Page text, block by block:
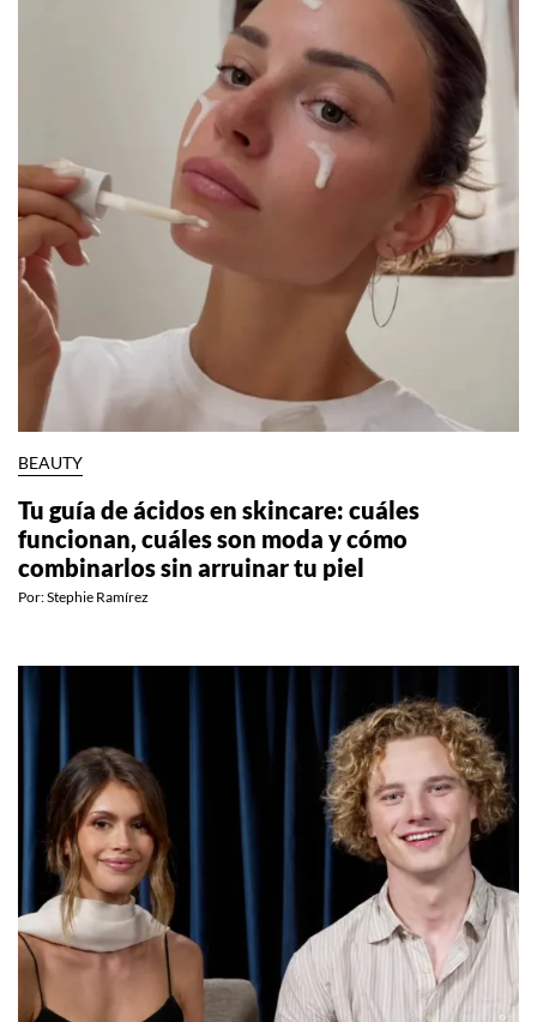
BEAUTY
Tu guía de ácidos en skincare: cuáles
funcionan, cuáles son moda y cómo
combinarlos sin arruinar tu piel
Por:Stephie Ramírez